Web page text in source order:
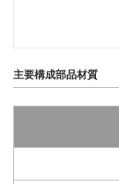
主要構成部品材質